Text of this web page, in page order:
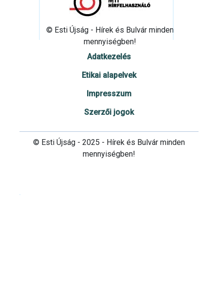
© Esti Újság - Hírek és Bulvár minden
mennyiségben!
Adatkezelés
Etikai alapelvek
Impresszum
Szerzői jogok
© Esti Újság - 2025 - Hírek és Bulvár minden
mennyiségben!